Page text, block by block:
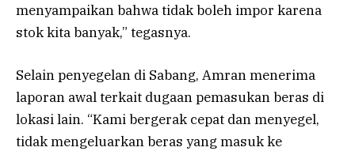
menyampaikan bahwa tidak boleh impor karena
stok kita banyak,” tegasnya.
Selain penyegelan di Sabang, Amran menerima
laporan awal terkait dugaan pemasukan beras di
lokasi lain. “Kami bergerak cepat dan menyegel,
tidak mengeluarkan beras yang masuk ke